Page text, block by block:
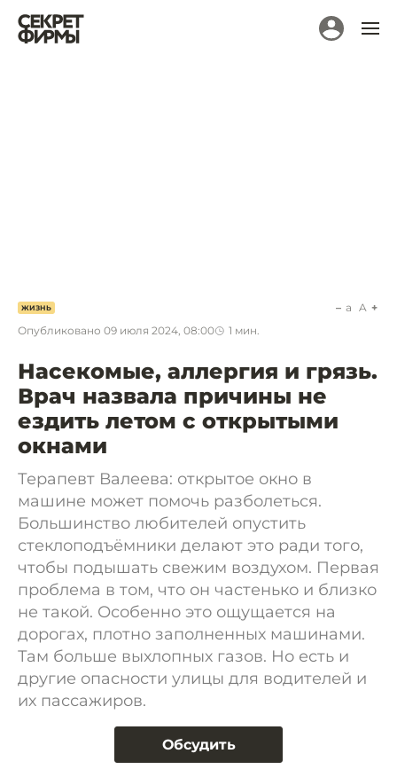
ЖИЗНЬ
Опубликовано 09 июля 2024, 08:00 1 мин.
a A
Насекомые, аллергия и грязь.
Врач назвала причины не
ездить летом с открытыми
окнами
Терапевт Валеева: открытое окно в
машине может помочь разболеться.
Большинство любителей опустить
стеклоподъёмники делают это ради того,
чтобы подышать свежим воздухом. Первая
проблема в том, что он частенько и близко
не такой. Особенно это ощущается на
дорогах, плотно заполненных машинами.
Там больше выхлопных газов. Но есть и
другие опасности улицы для водителей и
их пассажиров.
Обсудить